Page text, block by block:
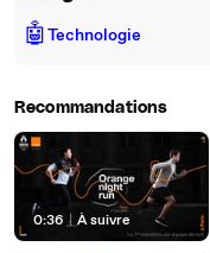
🤖Technologie
Recommandations
0:36 | À suivre